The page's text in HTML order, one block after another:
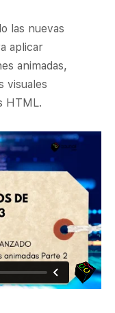
las nuevas
aplicar
animadas,
visuales
HTML.